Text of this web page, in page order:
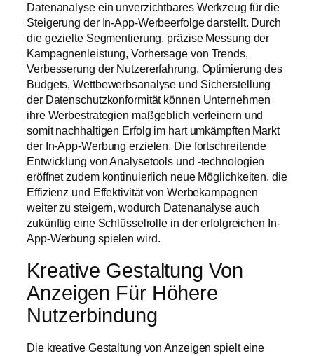
Datenanalyse ein unverzichtbares Werkzeug für die
Steigerung der In-App-Werbeerfolge darstellt. Durch
die gezielte Segmentierung, präzise Messung der
Kampagnenleistung, Vorhersage von Trends,
Verbesserung der Nutzererfahrung, Optimierung des
Budgets, Wettbewerbsanalyse und Sicherstellung
der Datenschutzkonformität können Unternehmen
ihre Werbestrategien maßgeblich verfeinern und
somit nachhaltigen Erfolg im hart umkämpften Markt
der In-App-Werbung erzielen. Die fortschreitende
Entwicklung von Analysetools und -technologien
eröffnet zudem kontinuierlich neue Möglichkeiten, die
Effizienz und Effektivität von Werbekampagnen
weiter zu steigern, wodurch Datenanalyse auch
zukünftig eine Schlüsselrolle in der erfolgreichen In-
App-Werbung spielen wird.
Kreative Gestaltung Von
Anzeigen Für Höhere
Nutzerbindung
Die kreative Gestaltung von Anzeigen spielt eine